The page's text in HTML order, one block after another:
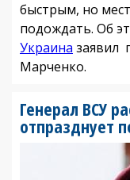
быстрым, но
подождать. Об
Украина заявил
Марченко.
Генерал ВСУ
отпразднует